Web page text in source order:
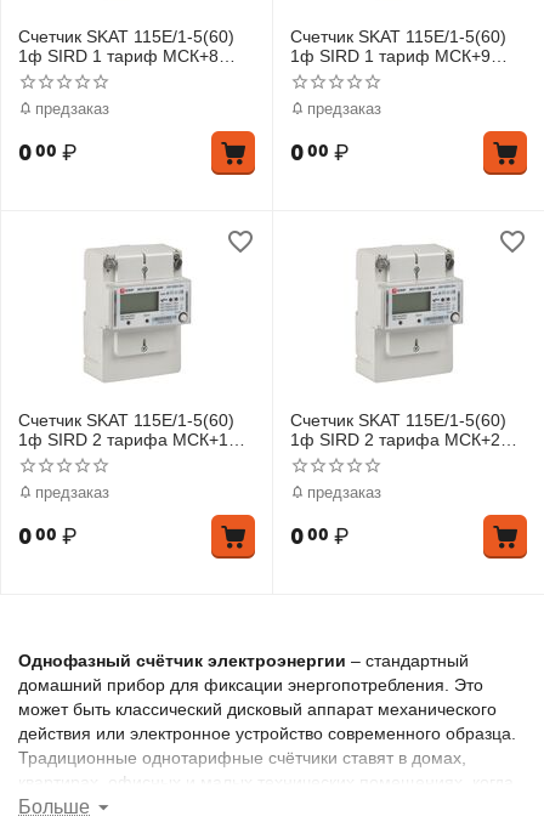
Однофазный счётчик электроэнергии – стандартный
домашний прибор для фиксации энергопотребления. Это
может быть классический дисковый аппарат механического
действия или электронное устройство современного образца.
Традиционные однотарифные счётчики ставят в домах,
квартирах, офисных и малых технических помещениях, когда
пользуются единым тарифным планом для оплаты
Больше
Счетчик SKAT 115E/1-5(60)
1ф SIRD 1 тариф МСК+8
EKF 11501R-1-8
предзаказ
000 ₽
Счетчик SKAT 115E/1-5(60)
1ф SIRD 1 тариф МСК+9
EKF 11501R-1-9
предзаказ
000 ₽
Счетчик SKAT 115E/1-5(60)
1ф SIRD 2 тарифа МСК+1
PROxima EKF 11501R-2-1
предзаказ
000 ₽
Счетчик SKAT 115E/1-5(60)
1ф SIRD 2 тарифа МСК+2
PROxima EKF 11501R-2-2
предзаказ
000 ₽